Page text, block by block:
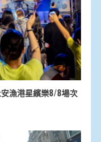
漁港星繽樂8/8場次